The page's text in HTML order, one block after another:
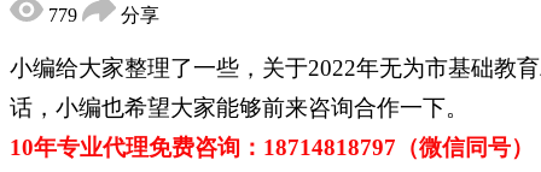
779
分享
小编给大家整理了一些，关于2022年无为市基础教
话，小编也希望大家能够前来咨询合作一下。
10年专业代理免费咨询：18714818797（微信同号）